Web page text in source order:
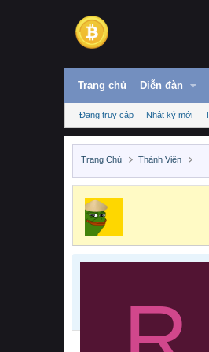
Trang chủ Diễn đàn
Đang truy cập Nhật ký mới
Trang Chủ Thành Viên